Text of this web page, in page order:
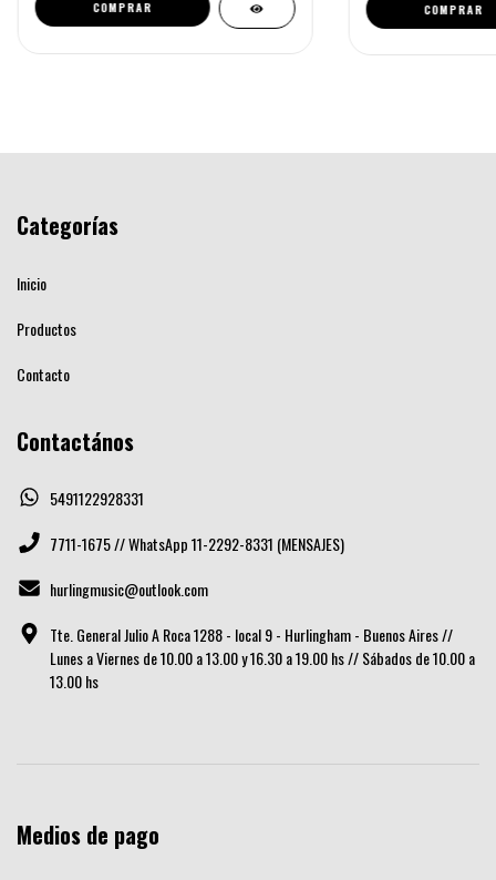
Categorías
Inicio
Productos
Contacto
Contactános
5491122928331
7711-1675 // WhatsApp 11-2292-8331 (MENSAJES)
hurlingmusic@outlook.com
Tte. General Julio A Roca 1288 - local 9 - Hurlingham - Buenos Aires //
Lunes a Viernes de 10.00 a 13.00 y 16.30 a 19.00 hs // Sábados de 10.00 a
13.00 hs
Medios de pago